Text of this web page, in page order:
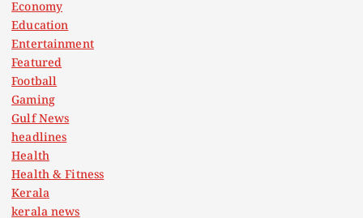
Economy
Education
Entertainment
Featured
Football
Gaming
Gulf News
headlines
Health
Health & Fitness
Kerala
kerala news